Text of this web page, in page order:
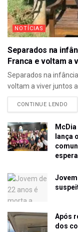
NOTÍCIAS
Separados na
Franca e voltam a
Separados na
voltam a viver juntos
CONTINUE LENDO
lança
Após
dos